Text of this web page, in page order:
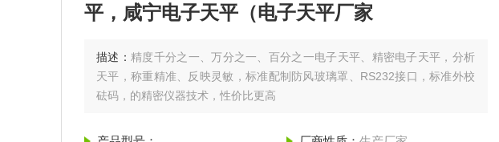
平，咸宁电子天平（电子天平厂家
描述： 精度千分之一、万分之一、百分之一电子天平、精密电子天平，分析
天平，称重精准、反映灵敏，标准配制防风玻璃罩、RS232接口，标准外校
砝码，的精密仪器技术，性价比更高